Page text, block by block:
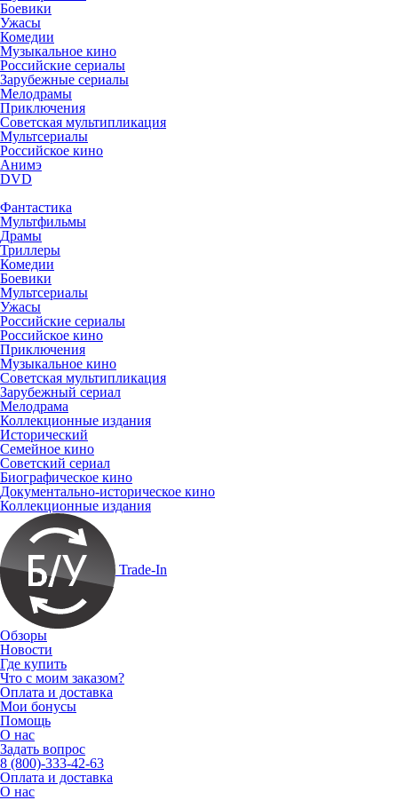
Боевики
Ужасы
Комедии
Музыкальное кино
Российские сериалы
Зарубежные сериалы
Мелодрамы
Приключения
Советская мультипликация
Мультсериалы
Российское кино
Анимэ
DVD
Фантастика
Мультфильмы
Драмы
Триллеры
Комедии
Боевики
Мультсериалы
Ужасы
Российские сериалы
Российское кино
Приключения
Музыкальное кино
Советская мультипликация
Зарубежный сериал
Мелодрама
Коллекционные издания
Исторический
Семейное кино
Советский сериал
Биографическое кино
Документально-историческое кино
Коллекционные издания
Trade-In
Обзоры
Новости
Где купить
Что с моим заказом?
Оплата и доставка
Мои бонусы
Помощь
О нас
Задать вопрос
8 (800)-333-42-63
Оплата и доставка
О нас